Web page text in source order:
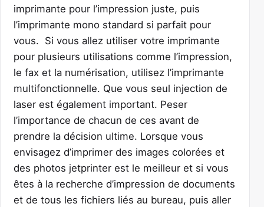
imprimante pour l’impression juste, puis
l’imprimante mono standard si parfait pour
vous. Si vous allez utiliser votre imprimante
pour plusieurs utilisations comme l’impression,
le fax et la numérisation, utilisez l’imprimante
multifonctionnelle. Que vous seul injection de
laser est également important. Peser
l’importance de chacun de ces avant de
prendre la décision ultime. Lorsque vous
envisagez d’imprimer des images colorées et
des photos jetprinter est le meilleur et si vous
êtes à la recherche d’impression de documents
et de tous les fichiers liés au bureau, puis aller